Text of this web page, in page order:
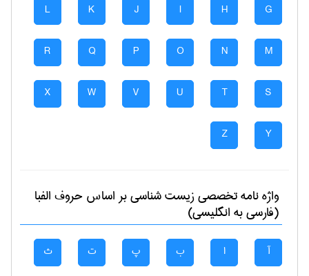
G
H
I
J
K
L
M
N
O
P
Q
R
S
T
U
V
W
X
Y
Z
واژه نامه تخصصیزيست شناسیبر اساس حروف الفبا
(فارسی به انگلیسی)
آ ا ب پ ت ث